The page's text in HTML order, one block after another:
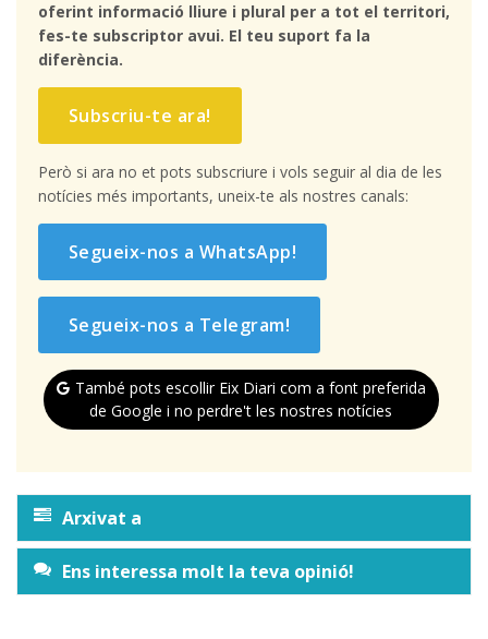
oferint informació lliure i plural per a tot el territori,
fes-te subscriptor avui. El teu suport fa la
diferència.
Subscriu-te ara!
Però si ara no et pots subscriure i vols seguir al dia de les
notícies més importants, uneix-te als nostres canals:
Segueix-nos a WhatsApp!
Segueix-nos a Telegram!
També pots escollir Eix Diari com a font preferida
de Google i no perdre't les nostres notícies
Arxivat a
Ens interessa molt la teva opinió!